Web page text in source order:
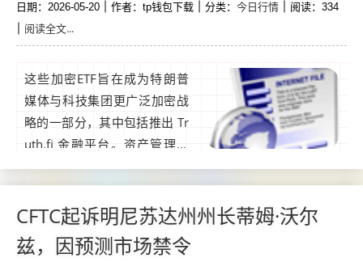
日期：2026-05-20 作者：tp钱包下载 分类： 今日行情 阅读：334
阅读全文...
这些加密ETF旨在成为特朗普
媒体与科技集团更广泛加密战
略的一部分，其中包括推出 Tr
uth.fi 金融平台。资产管理公
司Yorkville America在改变其
产品策略后，已请求撤回多项
代表特朗普总统支持的Truth S
金申请。...
CFTC起诉明尼苏达州州长蒂姆·沃尔
兹，因预测市场禁令